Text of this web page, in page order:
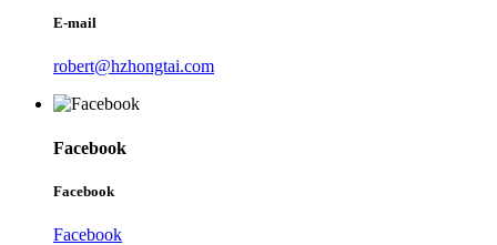
E-mail
robert@hzhongtai.com
Facebook
Facebook
Facebook